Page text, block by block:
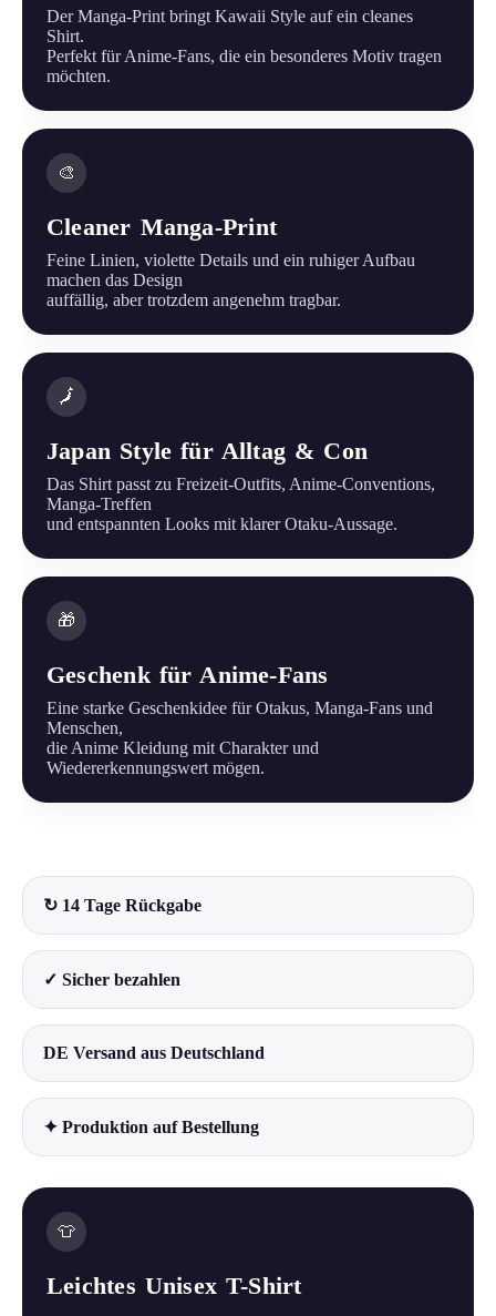
Der Manga-Print bringt Kawaii Style auf ein cleanes
Shirt.
Perfekt für Anime-Fans, die ein besonderes Motiv tragen
möchten.
🎨
Cleaner Manga-Print
Feine Linien, violette Details und ein ruhiger Aufbau
machen das Design
auffällig, aber trotzdem angenehm tragbar.
🗾
Japan Style für Alltag & Con
Das Shirt passt zu Freizeit-Outfits, Anime-Conventions,
Manga-Treffen
und entspannten Looks mit klarer Otaku-Aussage.
🎁
Geschenk für Anime-Fans
Eine starke Geschenkidee für Otakus, Manga-Fans und
Menschen,
die Anime Kleidung mit Charakter und
Wiedererkennungswert mögen.
↻ 14 Tage Rückgabe
✓ Sicher bezahlen
DE Versand aus Deutschland
✦ Produktion auf Bestellung
👕
Leichtes Unisex T-Shirt